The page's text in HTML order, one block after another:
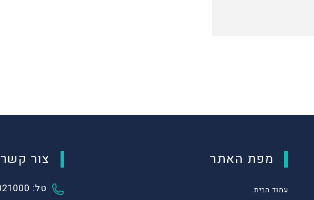
מפת האתר
עמוד הבית
צור קשר
טל: 077-9021000